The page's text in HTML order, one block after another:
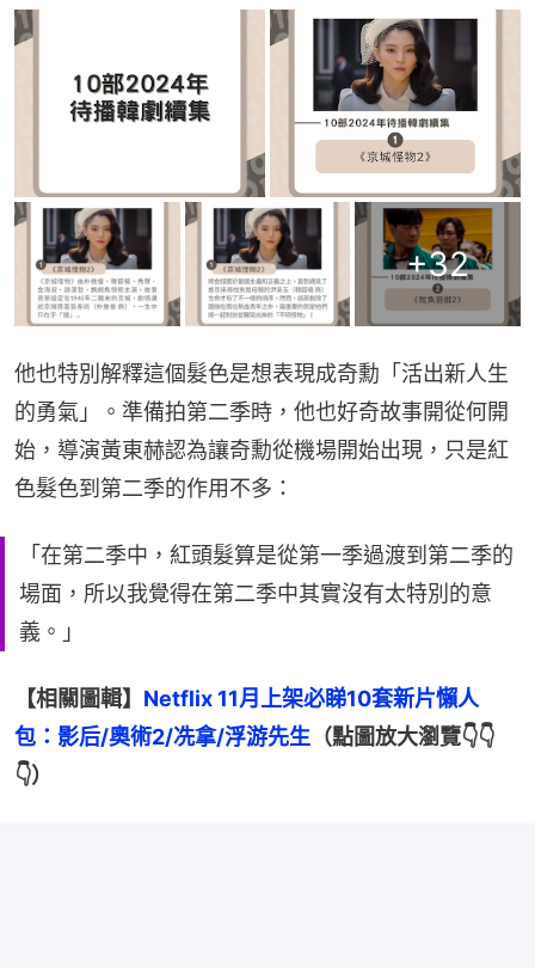
+32
他也特別解釋這個髮色是想表現成奇勳「活出新人生
的勇氣」。準備拍第二季時，他也好奇故事開從何開
始，導演黃東赫認為讓奇勳從機場開始出現，只是紅
色髮色到第二季的作用不多：
「在第二季中，紅頭髮算是從第一季過渡到第二季的
場面，所以我覺得在第二季中其實沒有太特別的意
義。」
【相關圖輯】 Netflix 11月上架必睇10套新片懶人
包：影后/奧術2/冼拿/浮游先生 （點圖放大瀏覽👇👇
👇）